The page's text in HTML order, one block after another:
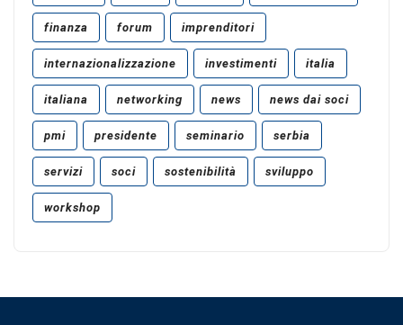
finanza forum imprenditori
internazionalizzazione investimenti italia
italiana networking news news dai soci
pmi presidente seminario serbia
servizi soci sostenibilità sviluppo
workshop